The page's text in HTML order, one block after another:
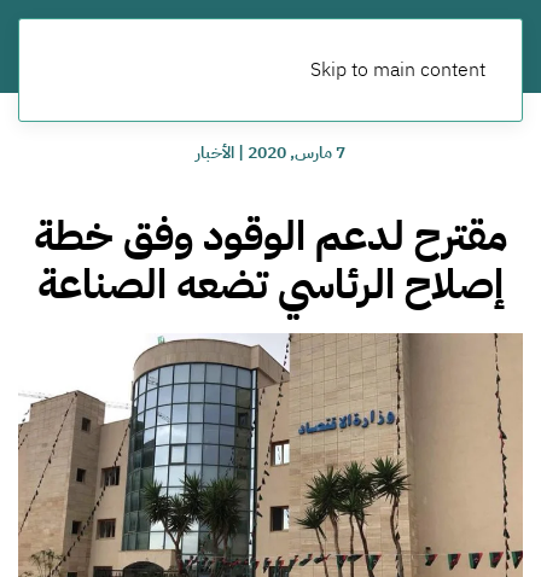
Skip to main content
7 مارس, 2020 |الأخبار
مقترح لدعم الوقود وفق خطة
إصلاح الرئاسي تضعه الصناعة